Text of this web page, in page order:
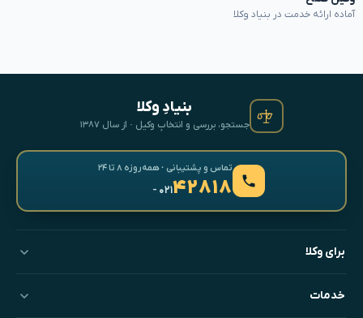
آماده ارائه خدمت در بنیاد وکلا
بنیادِ وکلا
جستجو، بررسی و انتخابِ وکیل · از سال ۱۳۸۷
تماس و پشتیبانی · همه‌روزه ۸ تا ۲۴
۴۲۸۱۸- ۰۲۱
برای وکلا
خدمات